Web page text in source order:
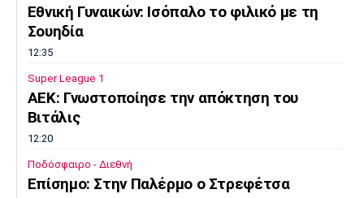
Εθνική Γυναικών: Ισόπαλο το φιλικό με τη
Σουηδία
12:35
Super League 1
ΑΕΚ: Γνωστοποίησε την απόκτηση του
Βιτάλις
12:20
Ποδόσφαιρο - Διεθνή
Επίσημο: Στην Παλέρμο ο Στρεφέτσα